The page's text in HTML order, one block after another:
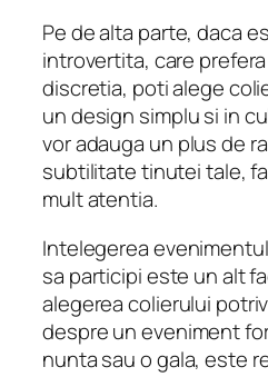
Pe de alta parte, daca
introvertita, care
discretia, poti alege
un design simplu si in
vor adauga un plus de
subtilitate tinutei tale,
mult atentia.
Intelegerea
sa participi este un alt
alegerea colierului
despre un eveniment
nunta sau o gala, este